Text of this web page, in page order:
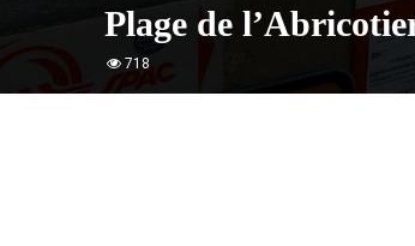
Plage de
718